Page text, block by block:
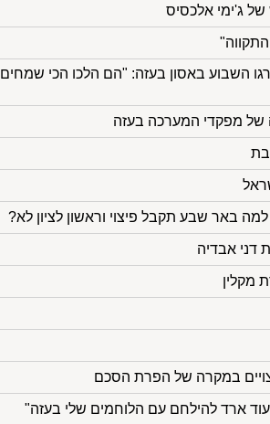
ג'ימי אלכסיס
לצוות נהרגו השבוע באסון בעזה: "הם הלכו הכי שמחים
של מפקדי המערכה בעזה
באר שבע תקבל פיצוי וראשון לציון לא?
דני אבדיה
מקלין
במקרה של הפרת הסכם
ארד להילחם עם הלוחמים שלי בעזה"